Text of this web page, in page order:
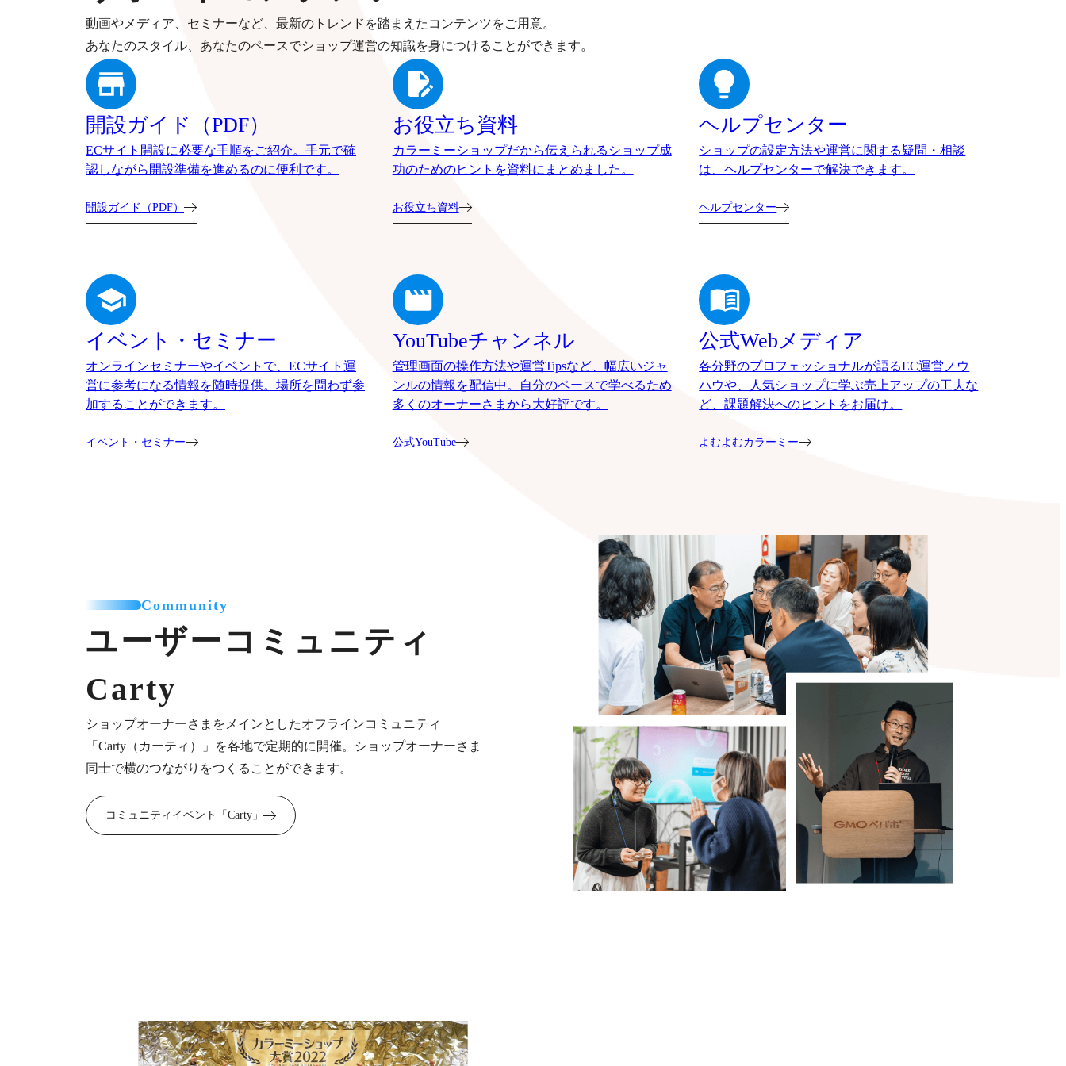
動画やメディア、セミナーなど、最新のトレンドを踏まえたコンテンツをご用意。
あなたのスタイル、あなたのペースでショップ運営の知識を身につけることができます。
開設ガイド（PDF）
ECサイト開設に必要な手順をご紹介。手元で確
認しながら開設準備を進めるのに便利です。
開設ガイド（PDF）
お役立ち資料
カラーミーショップだから伝えられるショップ成
功のためのヒントを資料にまとめました。
お役立ち資料
ヘルプセンター
ショップの設定方法や運営に関する疑問・相談
は、ヘルプセンターで解決できます。
ヘルプセンター
イベント・セミナー
オンラインセミナーやイベントで、ECサイト運
営に参考になる情報を随時提供。場所を問わず参
加することができます。
イベント・セミナー
YouTubeチャンネル
管理画面の操作方法や運営Tipsなど、幅広いジャ
ンルの情報を配信中。自分のペースで学べるため
多くのオーナーさまから大好評です。
公式YouTube
公式Webメディア
各分野のプロフェッショナルが語るEC運営ノウ
ハウや、人気ショップに学ぶ売上アップの工夫な
ど、課題解決へのヒントをお届け。
よむよむカラーミー
Community
ユーザーコミュニティ
Carty
ショップオーナーさまをメインとしたオフラインコミュニティ
「Carty（カーティ）」を各地で定期的に開催。ショップオーナーさま
同士で横のつながりをつくることができます。
コミュニティイベント「Carty」